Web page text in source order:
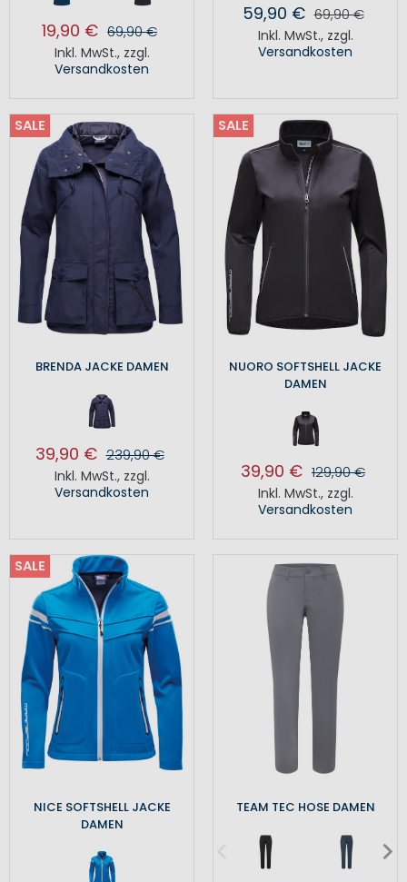
19,90 € 69,90 €
Inkl. MwSt., zzgl.
Versandkosten
59,90 € 69,90 €
Inkl. MwSt., zzgl.
Versandkosten
SALE
BRENDA JACKE DAMEN
39,90 € 239,90 €
Inkl. MwSt., zzgl.
Versandkosten
SALE
NUORO SOFTSHELL JACKE
DAMEN
39,90 € 129,90 €
Inkl. MwSt., zzgl.
Versandkosten
SALE
NICE SOFTSHELL JACKE
DAMEN
TEAM TEC HOSE DAMEN